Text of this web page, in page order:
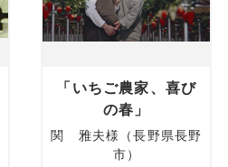
「いちご農家、喜び
の春」
関 雅夫様（長野県長野
市）